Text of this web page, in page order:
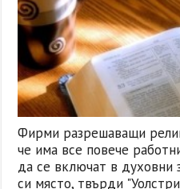
Фирми разрешаващи
че има все повече
да се включат в духовни
си място, твърди